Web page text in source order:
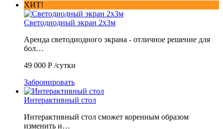
ХИТ!
Светодиодный экран 2х3м
Аренда светодиодного экрана - отличное решение для
бол…
49 000 Р /сутки
Забронировать
Интерактивный стол
Интерактивный стол сможет коренным образом
изменить и…